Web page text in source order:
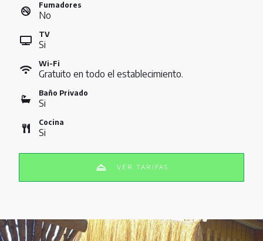
Fumadores
No
TV
Si
Wi-Fi
Gratuito en todo el establecimiento.
Baño Privado
Si
Cocina
Si
VER TARIFAS